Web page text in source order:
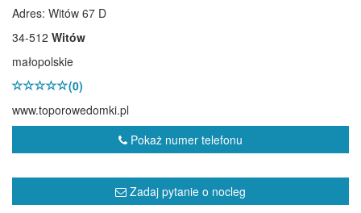
Adres: Witów 67 D
34-512 Witów
małopolskie
(0)
www.toporowedomki.pl
Pokaż numer telefonu
Zadaj pytanie o nocleg